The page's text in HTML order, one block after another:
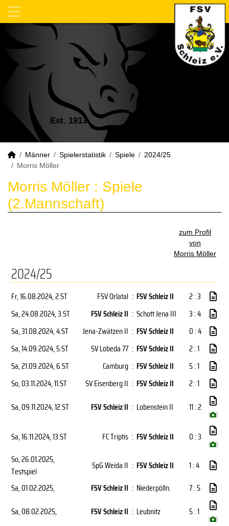
Est. 1913
Männer Spielerstatistik Spiele
2024/25
Morris Möller
Morris Möller : Spiele
(2.Mannschaft)
zum Profil
von
Morris Möller
2024/25
Fr, 16.08.2024, 2.ST FSV Orlatal : FSV Schleiz II
2 : 3
Sa, 24.08.2024, 3.ST FSV Schleiz II : Schott Jena III
3 : 4
Sa, 31.08.2024, 4.ST Jena-Zwätzen II : FSV Schleiz II
0 : 4
Sa, 14.09.2024, 5.ST SV Lobeda 77 : FSV Schleiz II
2 : 1
Sa, 21.09.2024, 6.ST Camburg : FSV Schleiz II
5 : 1
So, 03.11.2024, 11.ST SV Eisenberg II : FSV Schleiz II
2 : 1
Sa, 09.11.2024, 12.ST FSV Schleiz II : Lobenstein II 11 : 2
( )
Sa, 16.11.2024, 13.ST FC Triptis : FSV Schleiz II 0 : 3
( )
So, 26.01.2025,
Testspiel
SpG Weida II : FSV Schleiz II
1 : 4
Sa, 01.02.2025, FSV Schleiz II : Niederpölln.
7 : 5
Sa, 08.02.2025, FSV Schleiz II : Leubnitz 5 : 1
( )